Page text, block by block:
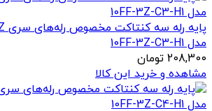
مدل 10FF-3Z-C3-H1
208,300 تومان
مشاهده و خرید این کالا